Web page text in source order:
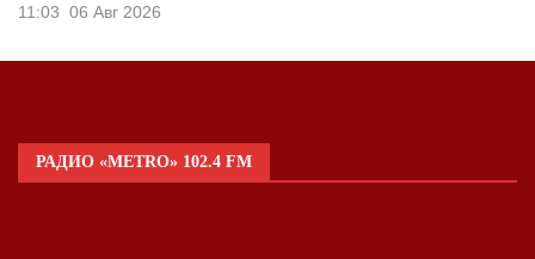
11:03 06 Авг 2026
РАДИО «METRO» 102.4 FM